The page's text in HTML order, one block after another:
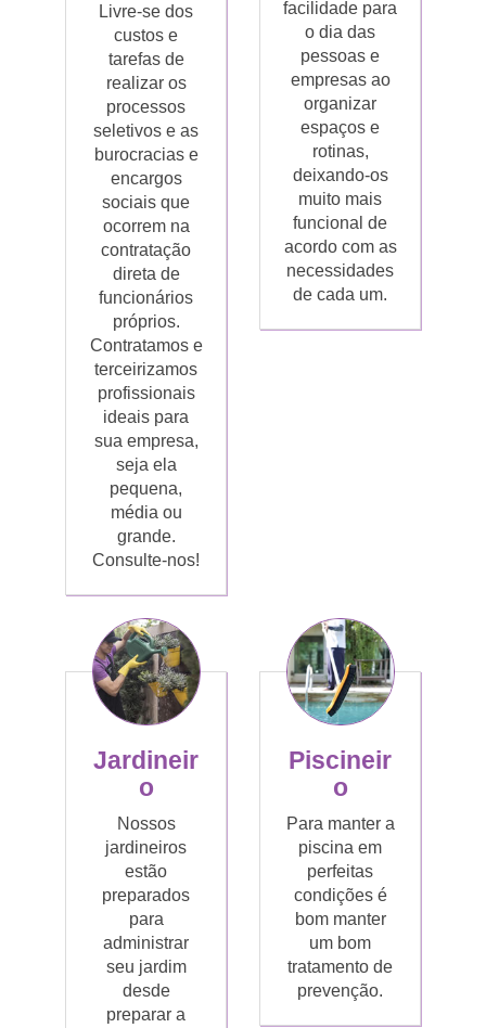
Livre-se dos
custos e
tarefas de
realizar os
processos
seletivos e as
burocracias e
encargos
sociais que
ocorrem na
contratação
direta de
funcionários
próprios.
Contratamos e
terceirizamos
profissionais
ideais para
sua empresa,
seja ela
pequena,
média ou
grande.
Consulte-nos!
facilidade para
o dia das
pessoas e
empresas ao
organizar
espaços e
rotinas,
deixando-os
muito mais
funcional de
acordo com as
necessidades
de cada um.
Jardineir
o
Nossos
jardineiros
estão
preparados
para
administrar
seu jardim
desde
preparar a
Piscineir
o
Para manter a
piscina em
perfeitas
condições é
bom manter
um bom
tratamento de
prevenção.